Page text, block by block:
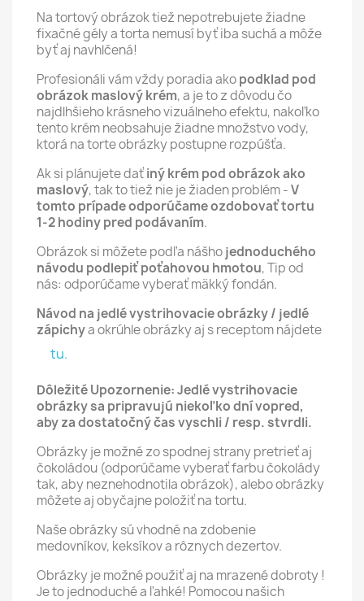
Na tortový obrázok tiež nepotrebujete žiadne
fixačné gély a torta nemusí byť iba suchá a môže
byť aj navhlčená!
Profesionáli vám vždy poradia akopodklad pod
obrázok maslový krém, a je to z dôvodu čo
najdlhšieho krásneho vizuálneho efektu, nakoľko
tento krém neobsahuje žiadne množstvo vody,
ktorá na torte obrázky postupne rozpúšťa.
Ak si plánujete daťiný krém pod obrázok ako
maslový, tak to tiež nie je žiaden problém -V
tomto prípade odporúčame ozdobovať tortu
1-2 hodiny pred podávaním.
Obrázok si môžete podľa nášhojednoduchého
návodu podlepiť poťahovou hmotou, Tip od
nás: odporúčame vyberať mäkký fondán.
Návod na jedlé vystrihovacie obrázky / jedlé
zápichya okrúhle obrázky aj s receptom nájdete
tu.
Dôležité Upozornenie: Jedlé vystrihovacie
obrázky sa pripravujú niekoľko dní vopred,
aby za dostatočný čas vyschli / resp. stvrdli.
Obrázky je možné zo spodnej strany pretrieť aj
čokoládou (odporúčame vyberať farbu čokolády
tak, aby neznehodnotila obrázok), alebo obrázky
môžete aj obyčajne položiť na tortu.
Naše obrázky sú vhodné na zdobenie
medovníkov, keksíkov a rôznych dezertov.
Obrázky je možné použiť aj na mrazené dobroty !
Je to jednoduché a ľahké! Pomocou našich